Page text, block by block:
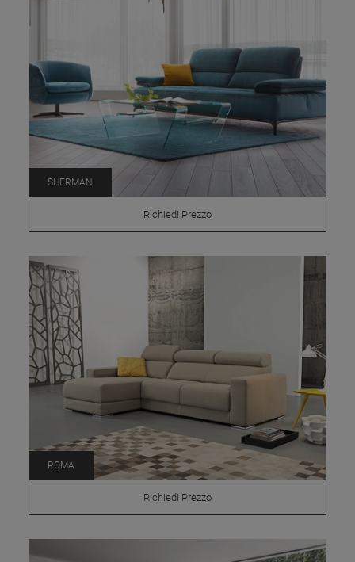
SHERMAN
Richiedi Prezzo
ROMA
Richiedi Prezzo